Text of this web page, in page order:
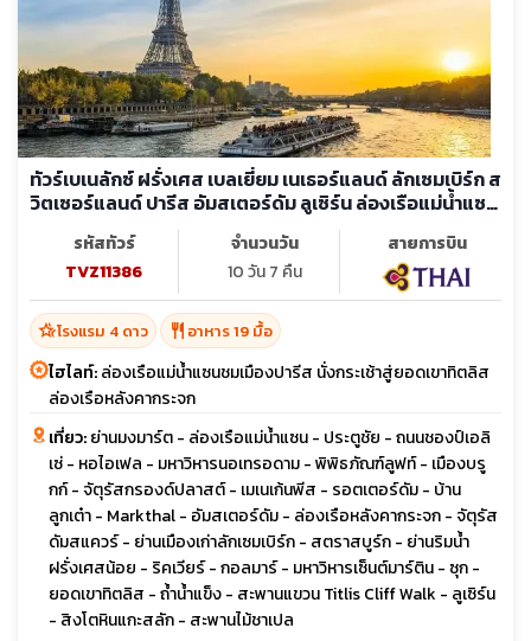
ทัวร์เบเนลักซ์ ฝรั่งเศส เบลเยี่ยม เนเธอร์แลนด์ ลักเซมเบิร์ก ส
วิตเซอร์แลนด์ ปารีส อัมสเตอร์ดัม ลูเซิร์น ล่องเรือแม่น้ำแซน
รหัสทัวร์
TVZ11386
จำนวนวัน
10 วัน 7 คืน
สายการบิน
hotel_classโรงแรม 4 ดาว restaurant อาหาร 19 มื้อ
ไฮไลท์:ล่องเรือแม่น้ำแซนชมเมืองปารีส นั่งกระเช้าสู่ยอดเขาทิตลิส
ล่องเรือหลังคากระจก
เที่ยว:ย่านมงมาร์ต - ล่องเรือแม่น้ำแซน - ประตูชัย - ถนนชองป์เอลิ
เซ่ - หอไอเฟล - มหาวิหารนอเทรอดาม - พิพิธภัณฑ์ลูฟท์ - เมืองบรู
กก์ - จัตุรัสกรองด์ปลาสต์ - เมเนเก้นพีส - รอตเตอร์ดัม - บ้าน
ลูกเต๋า - Markthal - อัมสเตอร์ดัม - ล่องเรือหลังคากระจก - จัตุรัส
ดัมสแควร์ - ย่านเมืองเก่าลักเซมเบิร์ก - สตราสบูร์ก - ย่านริมน้ำ
ฝรั่งเศสน้อย - ริคเวียร์ - กอลมาร์ - มหาวิหารเซ็นต์มาร์ติน - ซุก -
ยอดเขาทิตลิส - ถ้ำน้ำแข็ง - สะพานแขวน Titlis Cliff Walk - ลูเซิร์น
- สิงโตหินแกะสลัก - สะพานไม้ชาเปล